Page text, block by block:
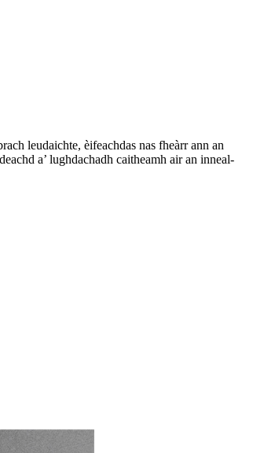
leudaichte, èifeachdas nas fheàrr ann an
a’ lughdachadh caitheamh air an inneal-